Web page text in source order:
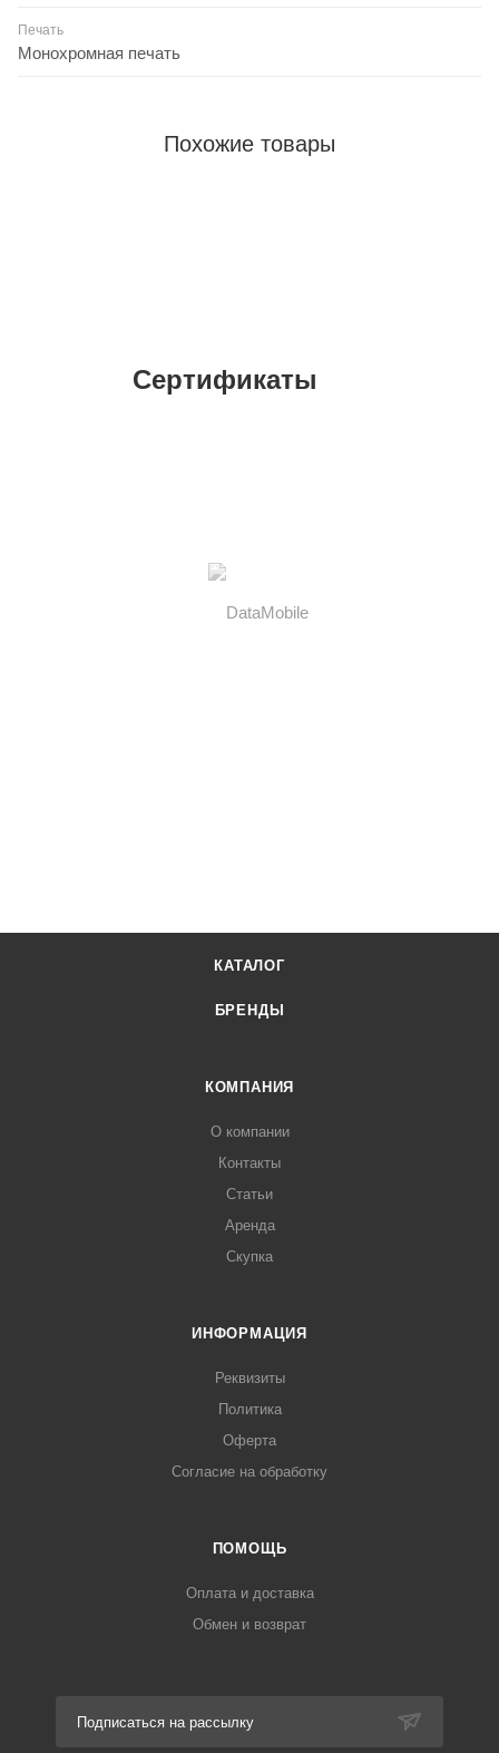
Печать
Монохромная печать
Похожие товары
Сертификаты
КАТАЛОГ
БРЕНДЫ
КОМПАНИЯ
О компании
Контакты
Статьи
Аренда
Скупка
ИНФОРМАЦИЯ
Реквизиты
Политика
Оферта
Согласие на обработку
ПОМОЩЬ
Оплата и доставка
Обмен и возврат
Подписаться на рассылку